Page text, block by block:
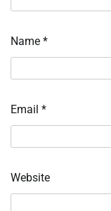
Name *
Email *
Website